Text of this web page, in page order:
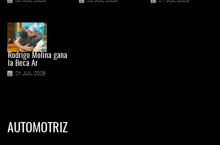
Rodrigo Molina gana
la Beca Ar
21 JUL 2026
AUTOMOTRIZ